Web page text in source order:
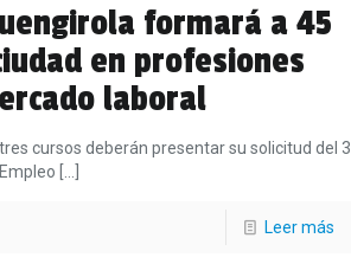
formará a 45
en profesiones
laboral
cursos deberán presentar su solicitud del 3
Leer más